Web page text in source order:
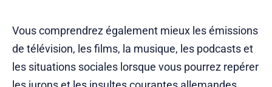
Vous comprendrez également mieux les émissions
de télévision, les films, la musique, les podcasts et
les situations sociales lorsque vous pourrez repérer